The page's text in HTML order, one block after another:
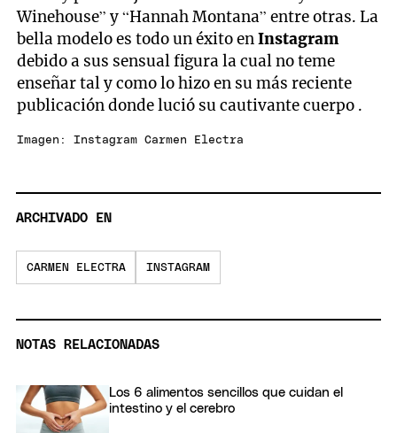
Winehouse” y “Hannah Montana” entre otras. La
bella modelo es todo un éxito enInstagram
debido a sus sensual figura la cual no teme
enseñar tal y como lo hizo en su más reciente
publicación donde lució su cautivante cuerpo .
Imagen: Instagram Carmen Electra
ARCHIVADO EN
CARMEN ELECTRA INSTAGRAM
NOTAS RELACIONADAS
Los 6 alimentos sencillos que cuidan el
intestino y el cerebro